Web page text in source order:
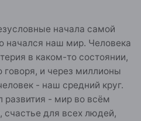
начала самой
начался наш мир. Человека
в каком-то состоянии,
говоря, и через миллионы
- наш средний круг.
развития - мир во всём
счастье для всех людей,